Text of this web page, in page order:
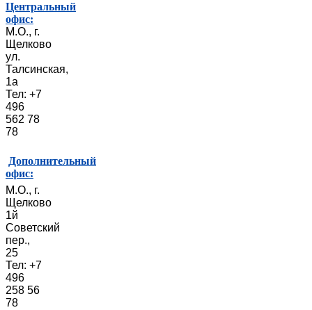
Центральный
офис:
М.О., г.
Щелково
ул.
Талсинская,
1а
Тел: +7
496
562 78
78
Дополнительный
офис:
М.О., г.
Щелково
1й
Советский
пер.,
25
Тел: +7
496
258 56
78